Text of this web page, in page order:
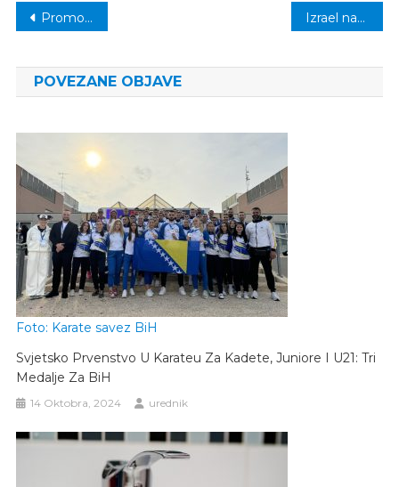
Navigacija
Promovisana knjiga Rasima Hadžića “Pod lupom odškrinutih svjetova” Izrael napao Iran, Teheranom odjekuju eksplozije
POVEZANE OBJAVE
Foto: Karate savez BiH
Svjetsko Prvenstvo U Karateu Za Kadete, Juniore I U21: Tri
Medalje Za BiH
14 Oktobra, 2024 urednik